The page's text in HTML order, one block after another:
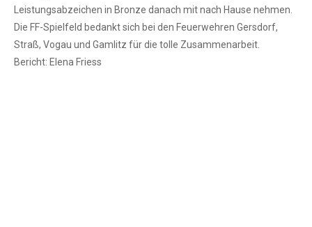
Leistungsabzeichen in Bronze danach mit nach Hause nehmen.
Die FF-Spielfeld bedankt sich bei den Feuerwehren Gersdorf,
Straß, Vogau und Gamlitz für die tolle Zusammenarbeit.
Bericht: Elena Friess